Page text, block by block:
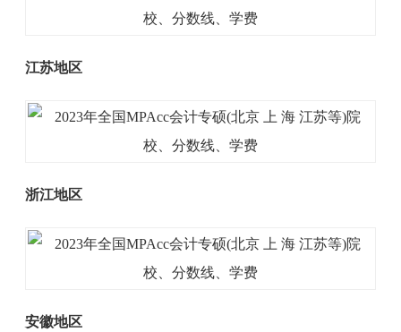
江苏地区
浙江地区
安徽地区